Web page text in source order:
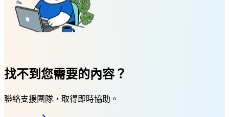
找不到您需要的內容？
聯絡支援團隊，取得即時協助。